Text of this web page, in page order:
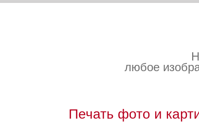
любое
Печать фото и